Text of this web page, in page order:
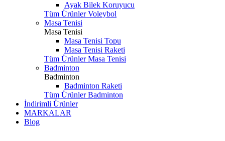
Ayak Bilek Koruyucu
Tüm Ürünler Voleybol
Masa Tenisi
Masa Tenisi
Masa Tenisi Topu
Masa Tenisi Raketi
Tüm Ürünler Masa Tenisi
Badminton
Badminton
Badminton Raketi
Tüm Ürünler Badminton
İndirimli Ürünler
MARKALAR
Blog